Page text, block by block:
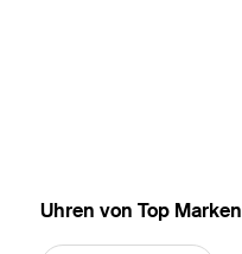
Uhren von Top Marken